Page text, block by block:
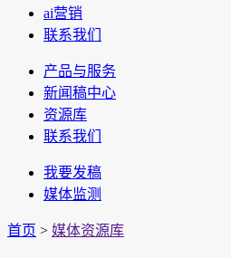
ai营销
联系我们
产品与服务
新闻稿中心
资源库
联系我们
我要发稿
媒体监测
首页 > 媒体资源库